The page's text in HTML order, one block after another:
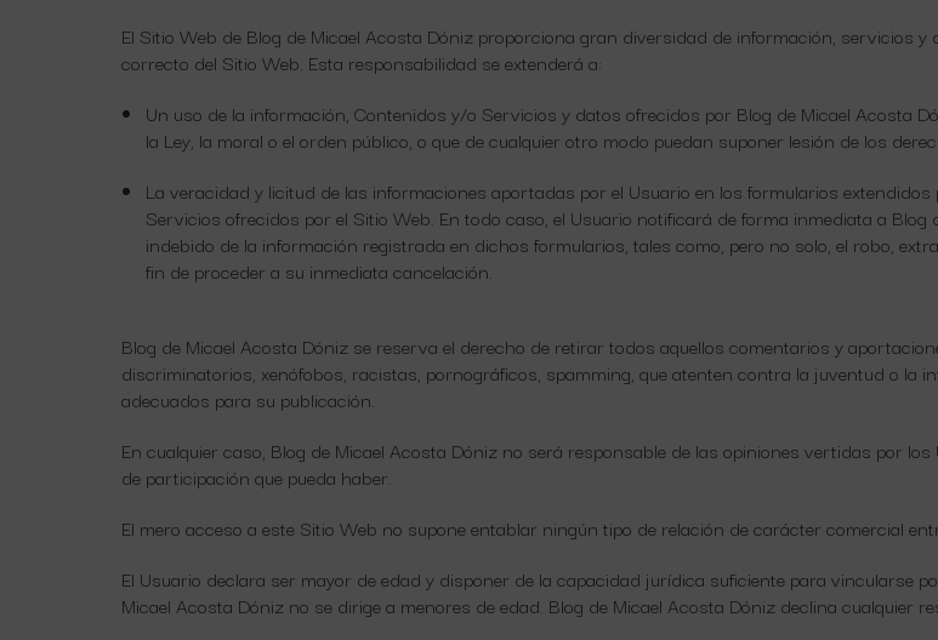
El Sitio Web de Blog de Micael Acosta Dóniz proporciona gran diversidad de información, servicios
correcto del Sitio Web. Esta responsabilidad se extenderá a:
Un uso de la información, Contenidos y/o Servicios y datos ofrecidos por Blog de Micael Acosta
la Ley, la moral o el orden público, o que de cualquier otro modo puedan suponer lesión de los
La veracidad y licitud de las informaciones aportadas por el Usuario en los formularios
Servicios ofrecidos por el Sitio Web. En todo caso, el Usuario notificará de forma inmediata a
indebido de la información registrada en dichos formularios, tales como, pero no solo, el robo,
fin de proceder a su inmediata cancelación.
Blog de Micael Acosta Dóniz se reserva el derecho de retirar todos aquellos comentarios y
discriminatorios, xenófobos, racistas, pornográficos, spamming, que atenten contra la juventud o la
adecuados para su publicación.
En cualquier caso, Blog de Micael Acosta Dóniz no será responsable de las opiniones vertidas por
de participación que pueda haber.
El mero acceso a este Sitio Web no supone entablar ningún tipo de relación de carácter comercial
El Usuario declara ser mayor de edad y disponer de la capacidad jurídica suficiente para vincularse
Micael Acosta Dóniz no se dirige a menores de edad. Blog de Micael Acosta Dóniz declina cualquier